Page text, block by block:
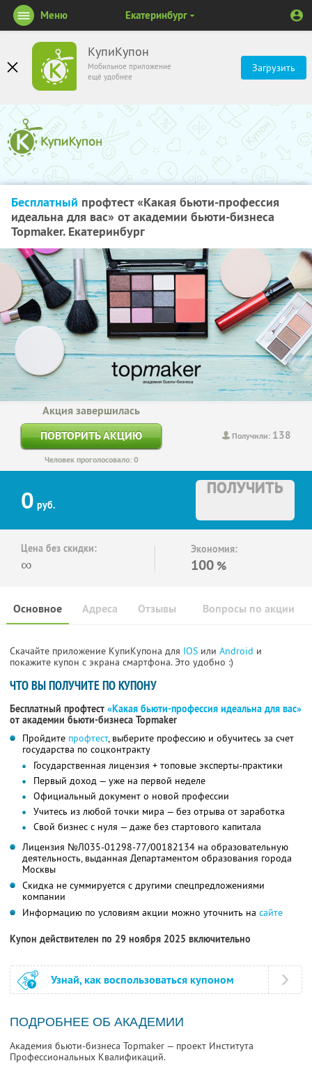
КупиКупон
Мобильное приложение
ещё удобнее
Загрузить
Меню Екатеринбург
Бесплатный профтест «Какая бьюти-профессия
идеальна для вас» от академии бьюти-бизнеса
Topmaker. Екатеринбург
Получили: 138
Акция завершилась
ПОВТОРИТЬ АКЦИЮ
Человек проголосовало: 0
0 руб.
ПОЛУЧИТЬ
Цена без скидки:
∞
Экономия:
100 %
Основное Отзывы Вопросы по акции
Адреса
Скачайте приложение КупиКупона для IOS или Android и
покажите купон с экрана смартфона. Это удобно :)
ЧТО ВЫ ПОЛУЧИТЕ ПО КУПОНУ
Бесплатный профтест «Какая бьюти-профессия идеальна для вас»
от академии бьюти-бизнеса Topmaker
Пройдите профтест, выберите профессию и обучитесь за счет
государства по соцконтракту
Государственная лицензия + топовые эксперты-практики
Первый доход — уже на первой неделе
Официальный документ о новой профессии
Учитесь из любой точки мира — без отрыва от заработка
Свой бизнес с нуля — даже без стартового капитала
Лицензия №Л035-01298-77/00182134 на образовательную
деятельность, выданная Департаментом образования города
Москвы
Скидка не суммируется с другими спецпредложениями
компании
Информацию по условиям акции можно уточнить на сайте
Купон действителен по 29 ноября 2025 включительно
Узнай, как воспользоваться купоном
ПОДРОБНЕЕ ОБ АКАДЕМИИ
Академия бьюти-бизнеса Topmaker — проект Института
Профессиональных Квалификаций.